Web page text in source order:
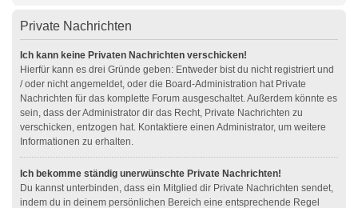
Private Nachrichten
Ich kann keine Privaten Nachrichten verschicken!
Hierfür kann es drei Gründe geben: Entweder bist du nicht registriert und
/ oder nicht angemeldet, oder die Board-Administration hat Private
Nachrichten für das komplette Forum ausgeschaltet. Außerdem könnte es
sein, dass der Administrator dir das Recht, Private Nachrichten zu
verschicken, entzogen hat. Kontaktiere einen Administrator, um weitere
Informationen zu erhalten.
Ich bekomme ständig unerwünschte Private Nachrichten!
Du kannst unterbinden, dass ein Mitglied dir Private Nachrichten sendet,
indem du in deinem persönlichen Bereich eine entsprechende Regel